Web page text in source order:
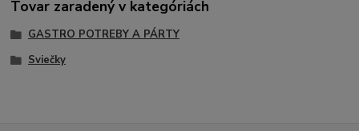
Tovar zaradený v kategóriách
GASTRO POTREBY A PÁRTY
Sviečky